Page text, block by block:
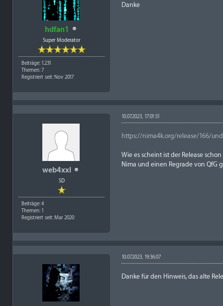
hdfan1
Super Moderator
Beiträge: 1.231
Themen: 7
Registriert seit: Nov 2017
Danke
web4xxl
SD
Beiträge: 4
Themen: 1
Registriert seit: Mar 2020
10.07.2023, 17:01:51
https://nima4k.org/release/166/
Wie es scheint ist der Release
Nima und einen Regrade von QfG
10.07.2023, 19:36:07
Danke für den Hinweis, das alte